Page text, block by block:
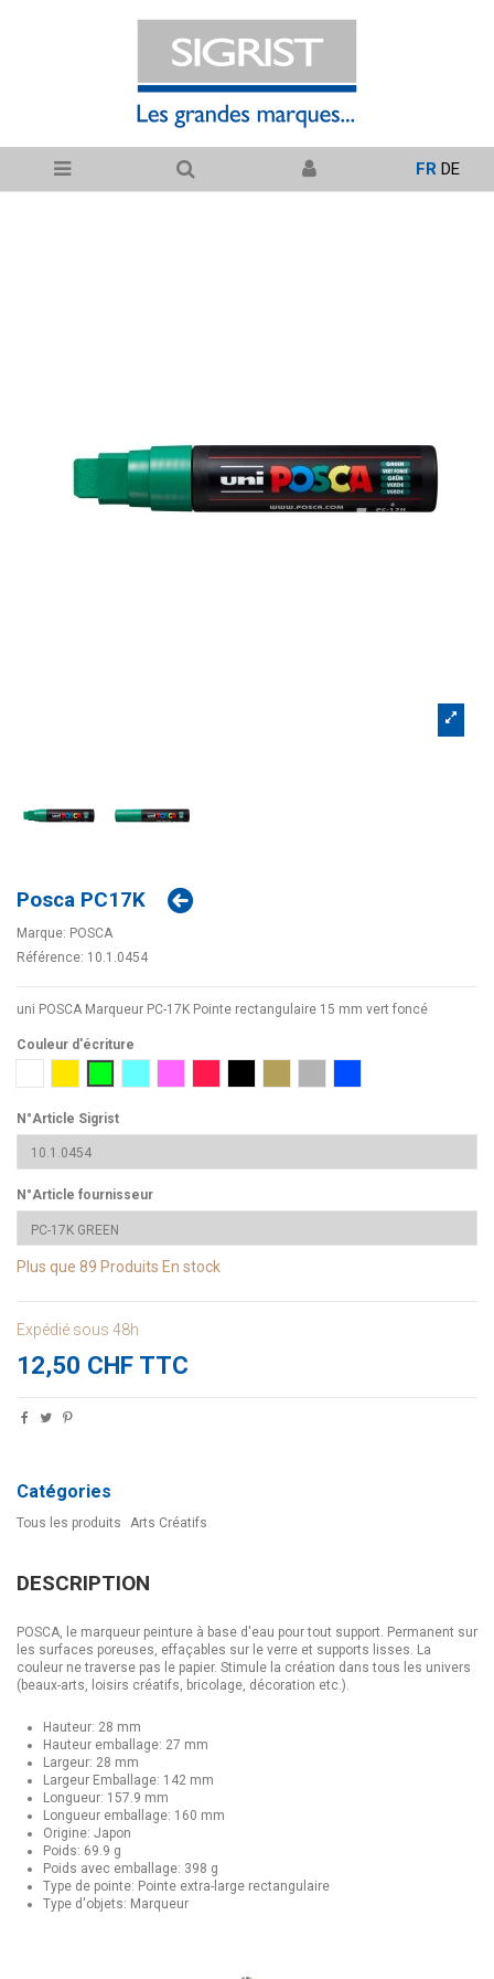
FR DE
Posca PC17K
Marque: POSCA
Référence: 10.1.0454
uni POSCA Marqueur PC-17K Pointe rectangulaire 15 mm vert foncé
Couleur d'écriture
N°Article Sigrist
N°Article fournisseur
Plus que 89 Produits En stock
Expédié sous 48h
12,50 CHF TTC
Catégories
Tous les produits Arts Créatifs
DESCRIPTION
POSCA, le marqueur peinture à base d'eau pour tout support. Permanent sur
les surfaces poreuses, effaçables sur le verre et supports lisses. La
couleur ne traverse pas le papier. Stimule la création dans tous les univers
(beaux-arts, loisirs créatifs, bricolage, décoration etc.).
Hauteur: 28 mm
Hauteur emballage: 27 mm
Largeur: 28 mm
Largeur Emballage: 142 mm
Longueur: 157.9 mm
Longueur emballage: 160 mm
Origine: Japon
Poids: 69.9 g
Poids avec emballage: 398 g
Type de pointe: Pointe extra-large rectangulaire
Type d'objets: Marqueur